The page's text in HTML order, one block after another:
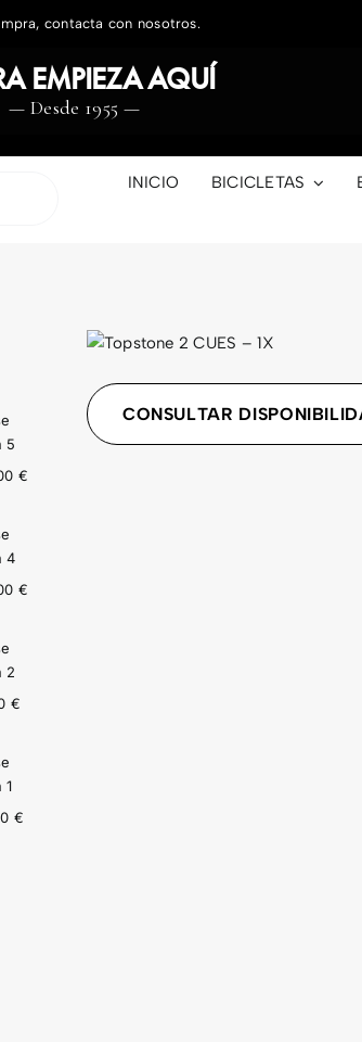
contacta con nosotros.
EMPIEZA AQUÍ
— Desde 1955 —
INICIO BICICLETAS
5
€
4
€
2
€
1
€
CONSULTAR